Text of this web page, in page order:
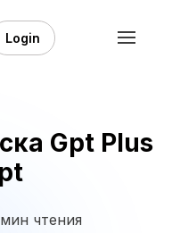
Login
Gpt Plus
чтения